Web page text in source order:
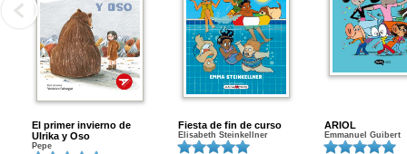
El primer invierno de
Ulrika y Oso
Pepe
Fiesta de fin de curso
Elisabeth Steinkellner
ARIOL
Emmanuel Guibert